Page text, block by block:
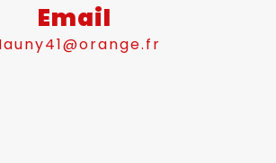
Email
mauny41@orange.fr